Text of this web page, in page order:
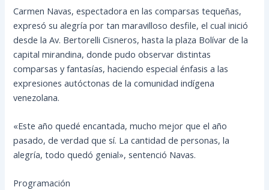
Carmen Navas, espectadora en las comparsas tequeñas,
expresó su alegría por tan maravilloso desfile, el cual inició
desde la Av. Bertorelli Cisneros, hasta la plaza Bolívar de la
capital mirandina, donde pudo observar distintas
comparsas y fantasías, haciendo especial énfasis a las
expresiones autóctonas de la comunidad indígena
venezolana.
«Este año quedé encantada, mucho mejor que el año
pasado, de verdad que sí. La cantidad de personas, la
alegría, todo quedó genial», sentenció Navas.
Programación